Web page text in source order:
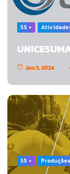
55 +
Jan 3, 2024
55 +